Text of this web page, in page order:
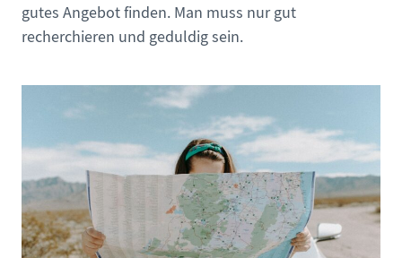
gutes Angebot finden. Man muss nur gut
recherchieren und geduldig sein.